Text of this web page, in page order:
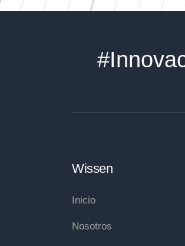
Wissen
Inicio
Nosotros